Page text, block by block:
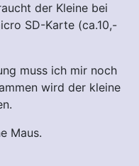
der Kleine bei
SD-Karte (ca.10,-
muss ich mir noch
wird der kleine
Maus.